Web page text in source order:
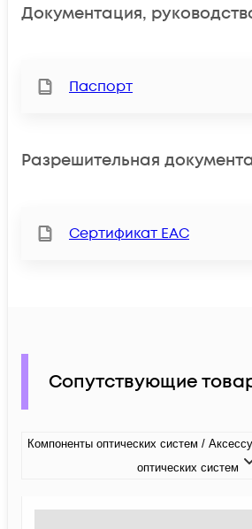
Документация,
Паспорт
Разрешительная
Сертификат ЕАС
Сопутствующие
Компоненты оптических систем /
оптических систем